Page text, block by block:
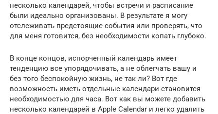
несколько календарей, чтобы встречи и расписание
были идеально организованы. В результате я могу
отслеживать предстоящие события или проверять, что
для меня готовится, без необходимости копать глубоко.
В конце концов, испорченный календарь имеет
тенденцию все упорядочивать, а не облегчать вашу и
без того беспокойную жизнь, не так ли? Вот где
возможность иметь отдельные календари становится
необходимостью для часа. Вот как вы можете добавить
несколько календарей в Apple Calendar и легко удалить